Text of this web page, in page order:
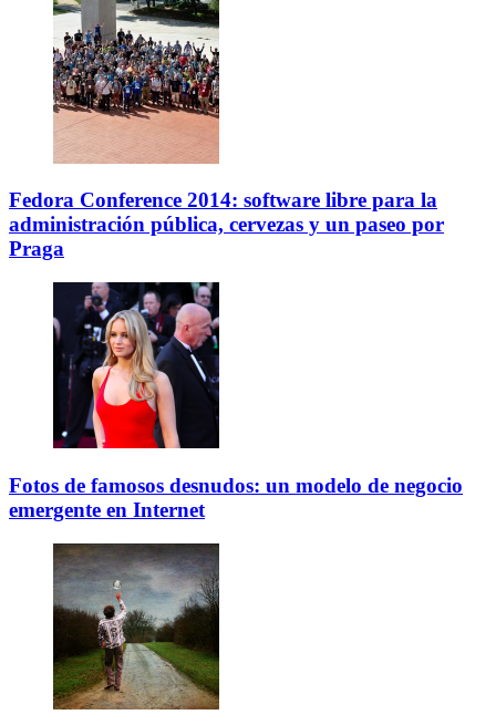
Fedora Conference 2014: software libre para la
administración pública, cervezas y un paseo por
Praga
Fotos de famosos desnudos: un modelo de negocio
emergente en Internet